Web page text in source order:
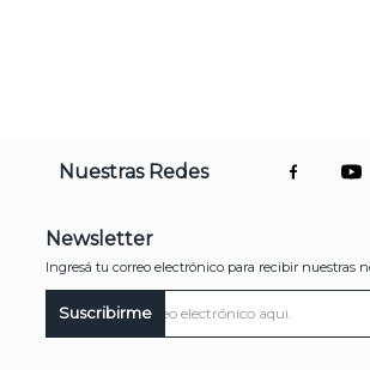
Nuestras Redes
Newsletter
Ingresá tu correo electrónico para recibir nuestras
Suscribirme